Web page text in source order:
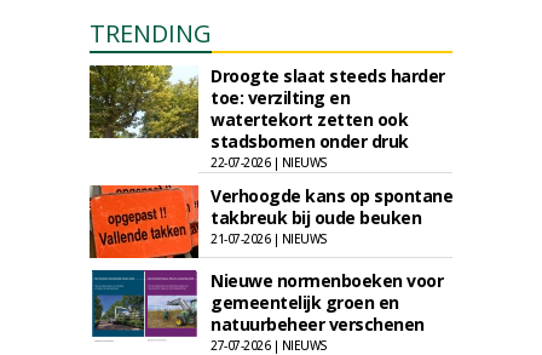
TRENDING
Droogte slaat steeds harder
toe: verzilting en
watertekort zetten ook
stadsbomen onder druk
22-07-2026 | NIEUWS
Verhoogde kans op spontane
takbreuk bij oude beuken
21-07-2026 | NIEUWS
Nieuwe normenboeken voor
gemeentelijk groen en
natuurbeheer verschenen
27-07-2026 | NIEUWS